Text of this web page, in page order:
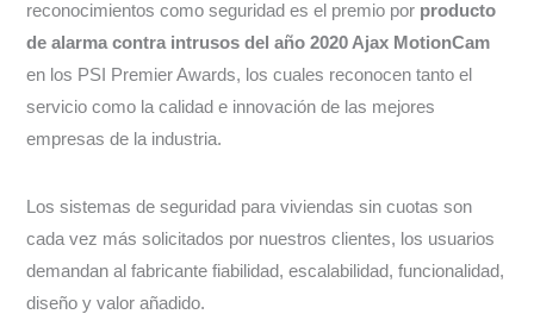
reconocimientos como seguridad es el premio por producto
de alarma contra intrusos del año 2020 Ajax MotionCam
en los PSI Premier Awards, los cuales reconocen tanto el
servicio como la calidad e innovación de las mejores
empresas de la industria.
Los sistemas de seguridad para viviendas sin cuotas son
cada vez más solicitados por nuestros clientes, los usuarios
demandan al fabricante fiabilidad, escalabilidad, funcionalidad,
diseño y valor añadido.